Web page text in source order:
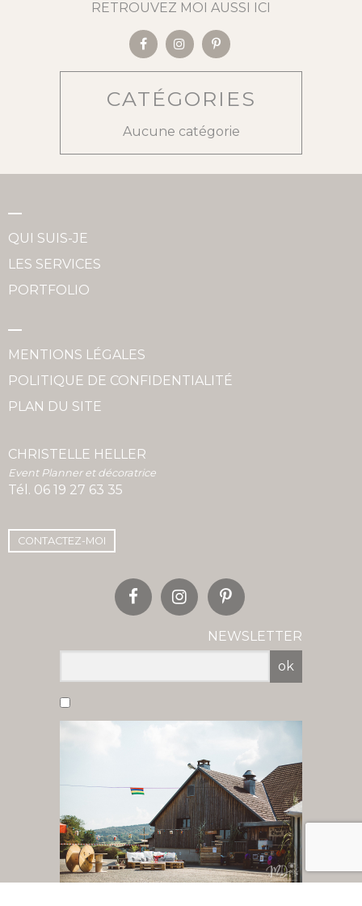
RETROUVEZ MOI AUSSI ICI
CATÉGORIES
Aucune catégorie
QUI SUIS-JE
LES SERVICES
PORTFOLIO
MENTIONS LÉGALES
POLITIQUE DE CONFIDENTIALITÉ
PLAN DU SITE
CHRISTELLE HELLER
Event Planner et décoratrice
Tél. 06 19 27 63 35
CONTACTEZ-MOI
NEWSLETTER
ok